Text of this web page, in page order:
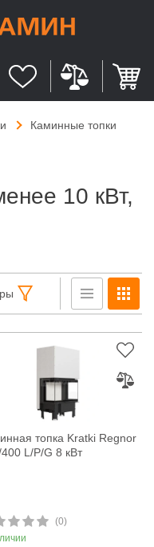
Каминные топки
10 кВт,
топка Kratki Regnor
L/P/G 8 кВт
(0)